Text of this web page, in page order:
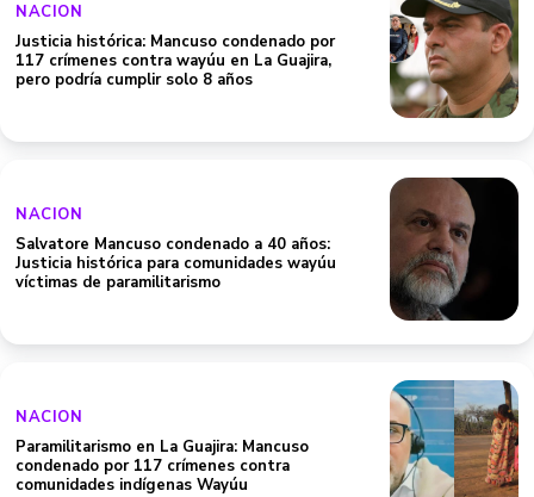
NACION
Justicia histórica: Mancuso condenado por
117 crímenes contra wayúu en La Guajira,
pero podría cumplir solo 8 años
NACION
Salvatore Mancuso condenado a 40 años:
Justicia histórica para comunidades wayúu
víctimas de paramilitarismo
NACION
Paramilitarismo en La Guajira: Mancuso
condenado por 117 crímenes contra
comunidades indígenas Wayúu